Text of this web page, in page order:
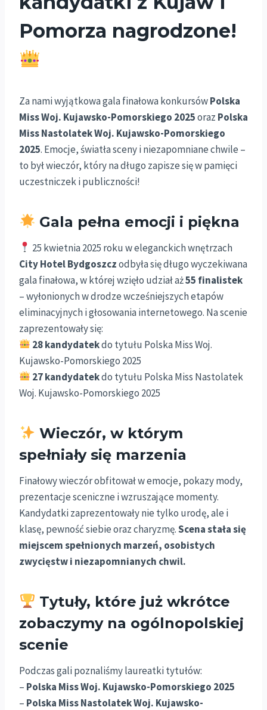
Pomorza nagrodzone!
Za nami wyjątkowa gala finałowa konkursówPolska
Miss Woj. Kujawsko-Pomorskiego 2025oraz Polska
Miss Nastolatek Woj. Kujawsko-Pomorskiego
2025. Emocje, światła sceny i niezapomniane chwile –
to był wieczór, który na długo zapisze się w pamięci
uczestniczek i publiczności!
Gala pełna emocji i piękna
25 kwietnia 2025 roku w eleganckich wnętrzach
City Hotel Bydgoszczodbyła się długo wyczekiwana
gala finałowa, w której wzięło udział aż55 finalistek
– wyłonionych w drodze wcześniejszych etapów
eliminacyjnych i głosowania internetowego. Na scenie
zaprezentowały się:
28 kandydatekdo tytułu Polska Miss Woj.
Kujawsko-Pomorskiego 2025
27 kandydatekdo tytułu Polska Miss Nastolatek
Woj. Kujawsko-Pomorskiego 2025
Wieczór, w którym
spełniały się marzenia
Finałowy wieczór obfitował w emocje, pokazy mody,
prezentacje sceniczne i wzruszające momenty.
Kandydatki zaprezentowały nie tylko urodę, ale i
klasę, pewność siebie oraz charyzmę.Scena stała się
miejscem spełnionych marzeń, osobistych
zwycięstw i niezapomnianych chwil.
Tytuły, które już wkrótce
zobaczymy na ogólnopolskiej
scenie
Podczas gali poznaliśmy laureatki tytułów:
– Polska Miss Woj. Kujawsko-Pomorskiego 2025
– Polska Miss Nastolatek Woj. Kujawsko-